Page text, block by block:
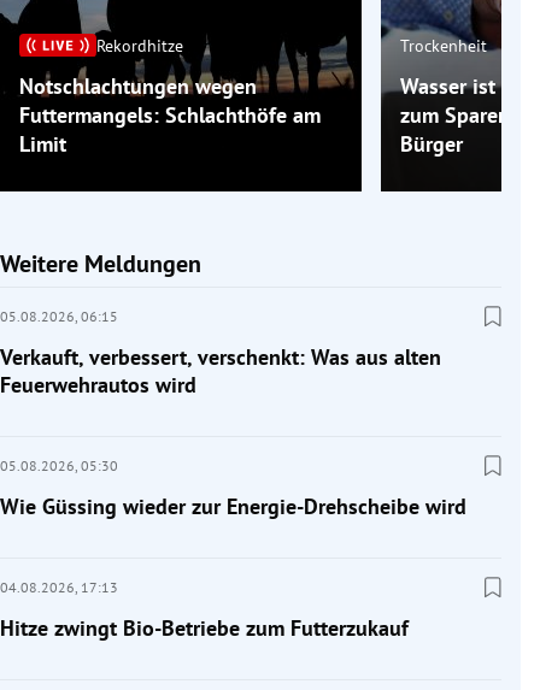
Rekordhitze
Notschlachtungen wegen
Futtermangels: Schlachthöfe am
Limit
Trockenheit
Wasser ist
zum Sparen
Bürger
Weitere Meldungen
05.08.2026, 06:15
Verkauft, verbessert, verschenkt: Was aus alten
Feuerwehrautos wird
05.08.2026, 05:30
Wie Güssing wieder zur Energie-Drehscheibe wird
04.08.2026, 17:13
Hitze zwingt Bio-Betriebe zum Futterzukauf